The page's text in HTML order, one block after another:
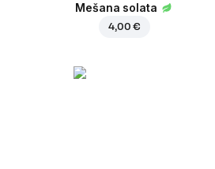
Mešana solata
4,00 €